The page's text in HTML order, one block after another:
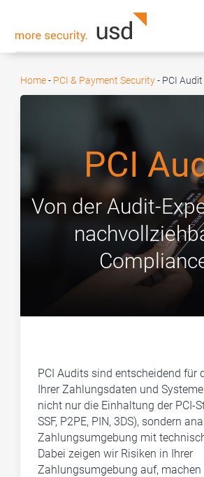
Home- PCI & Payment Security- PCI Audit
PCI
Von der Audit-
PCI Audits sind entscheidend für
Ihrer Zahlungsdaten und
nicht nur die Einhaltung der PCI-
SSF, P2PE, PIN, 3DS), sondern
Zahlungsumgebung mit
Dabei zeigen wir Risiken in Ihrer
Zahlungsumgebung auf, machen